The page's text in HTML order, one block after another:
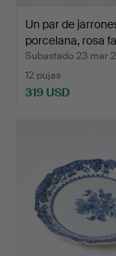
Un par de
porcelana, rosa
Subastado 23 mar
12 pujas
319 USD